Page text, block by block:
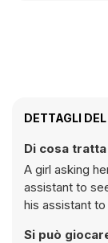
DETTAGLI
Di cosa
A girl asking
assistant to
his assistant
Si può